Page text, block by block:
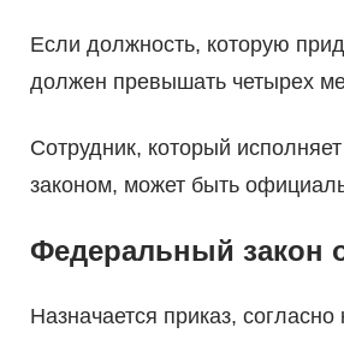
Если должность, которую
должен превышать четырех
Сотрудник, который
законом, может быть
Федеральный закон
Назначается приказ,